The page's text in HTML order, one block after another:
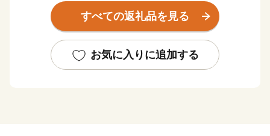
食品や，健康・長寿につながる豊かな食文化を育み，魅
力あふれる観光資源にもなっています。
すべての返礼品を見る
お気に入りに追加する